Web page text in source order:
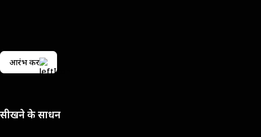
आरंभ करें
सीखने के साधन